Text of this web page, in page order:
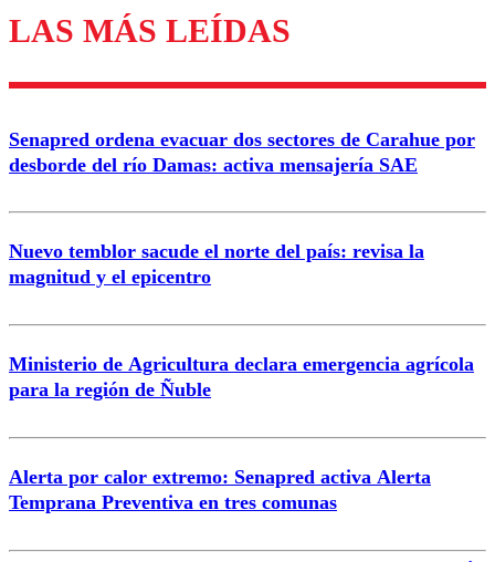
Enviar comentario
LAS MÁS LEÍDAS
Senapred ordena evacuar dos sectores de Carahue por
desborde del río Damas: activa mensajería SAE
Nuevo temblor sacude el norte del país: revisa la
magnitud y el epicentro
Ministerio de Agricultura declara emergencia agrícola
para la región de Ñuble
Alerta por calor extremo: Senapred activa Alerta
Temprana Preventiva en tres comunas